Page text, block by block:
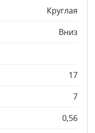
Круглая
Вниз
17
7
0,56